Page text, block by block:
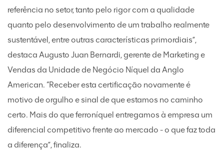
referência no setor, tanto pelo rigor com a qualidade
quanto pelo desenvolvimento de um trabalho realmente
sustentável, entre outras características primordiais”,
destaca Augusto Juan Bernardi, gerente de Marketing e
Vendas da Unidade de Negócio Níquel da Anglo
American. “Receber esta certificação novamente é
motivo de orgulho e sinal de que estamos no caminho
certo. Mais do que ferroníquel entregamos à empresa um
diferencial competitivo frente ao mercado - o que faz toda
a diferença”, finaliza.